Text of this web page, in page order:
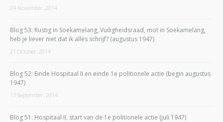
24 November, 2014
Blog 53: Rustig in Soekamelang, Vuiligheidsraad, mot in Soekamelang,
heb je liever niet dat ik alles schrijf? (augustus 1947)
21 October, 2014
Blog 52: Einde Hospitaal II en einde 1e politionele actie (begin augustus
1947)
17 September, 2014
Blog 51: Hospitaal II, start van de 1e politionele actie (juli 1947)